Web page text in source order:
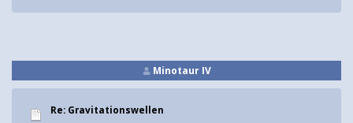
Minotaur IV
Re: Gravitationswellen